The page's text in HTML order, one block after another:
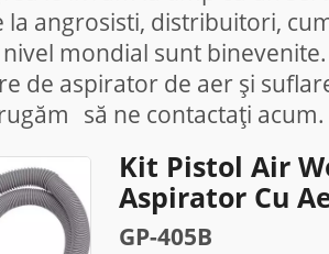
angrosisti, distribuitori,
nivel mondial sunt
de aspirator de aer și
să ne contactați acum.
Kit Pistol Air
Aspirator Cu
GP-405B